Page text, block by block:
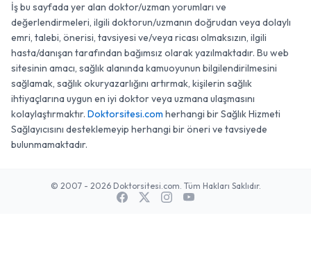
İş bu sayfada yer alan doktor/uzman yorumları ve
değerlendirmeleri, ilgili doktorun/uzmanın doğrudan veya dolaylı
emri, talebi, önerisi, tavsiyesi ve/veya ricası olmaksızın, ilgili
hasta/danışan tarafından bağımsız olarak yazılmaktadır. Bu web
sitesinin amacı, sağlık alanında kamuoyunun bilgilendirilmesini
sağlamak, sağlık okuryazarlığını artırmak, kişilerin sağlık
ihtiyaçlarına uygun en iyi doktor veya uzmana ulaşmasını
kolaylaştırmaktır. Doktorsitesi.com herhangi bir Sağlık Hizmeti
Sağlayıcısını desteklemeyip herhangi bir öneri ve tavsiyede
bulunmamaktadır.
© 2007 - 2026 Doktorsitesi.com. Tüm Hakları Saklıdır.